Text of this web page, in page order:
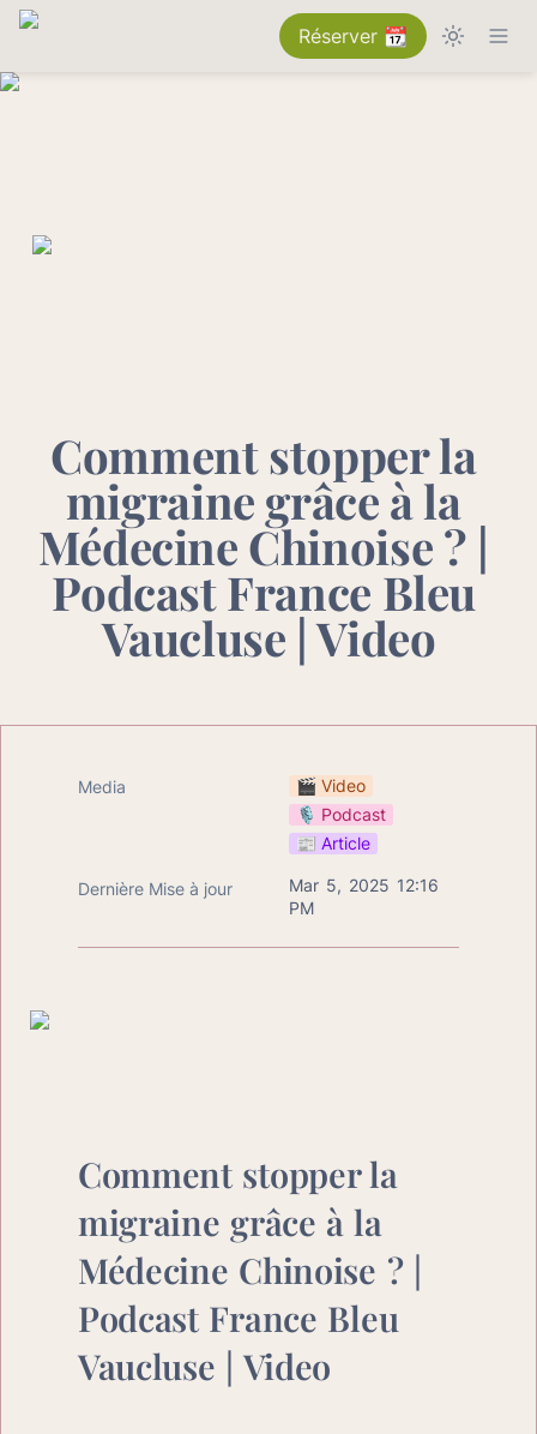
Réserver 📆
Comment stopper la
migraine grâce à la
Médecine Chinoise ? |
Podcast France Bleu
Vaucluse | Video
Media
🎬 Video
🎙️ Podcast
📰 Article
Dernière Mise à jour
Mar 5, 2025 12:16
PM
Comment stopper la
migraine grâce à la
Médecine Chinoise ? |
Podcast France Bleu
Vaucluse | Video